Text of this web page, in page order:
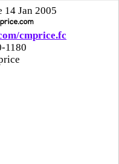
14 Jan 2005
cmprice.fc
1180